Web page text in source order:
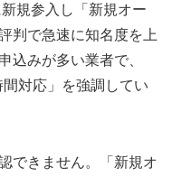
規参入し「新規オー
判で急速に知名度を上
込みが多い業者で、
間対応」を強調してい
できません。「新規オ